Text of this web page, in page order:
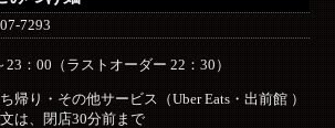
7293
23：00（ラストオーダー 22：30）
帰り・その他サービス（Uber Eats・出前館 ）
は、閉店30分前まで